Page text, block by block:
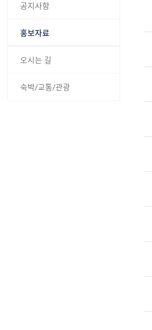
공지사항
홍보자료
오시는 길
숙박/교통/관광